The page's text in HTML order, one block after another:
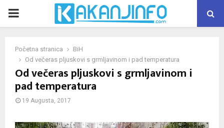
PRIMARY
Početna stranica
BiH
Od večeras pljuskovi s grmljavinom i pad temperatura
Od večeras pljuskovi s grmljavinom i
pad temperatura
19 Augusta, 2017